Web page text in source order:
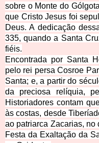
sobre o Monte do
que Cristo Jesus foi
Deus. A dedicação
335, quando a Santa
fiéis.
Encontrada por Santa
pelo rei persa Cosroe
Santa; e, a partir do
da preciosa relíquia,
Historiadores contam
às costas, desde
ao patriarca Zacarias, no
Festa da Exaltação da